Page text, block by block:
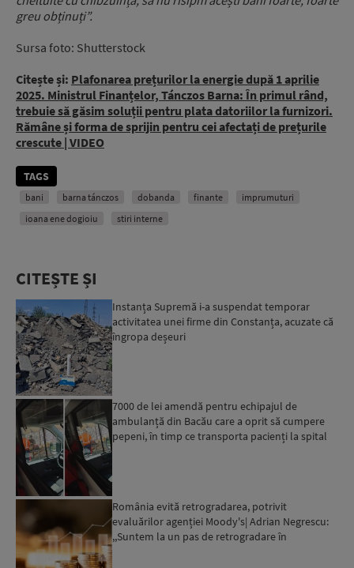
greu obținuți”.
Sursa foto: Shutterstock
Citește și: Plafonarea prețurilor la energie după 1 aprilie
2025. Ministrul Finanțelor, Tánczos Barna: În primul rând,
trebuie să găsim soluții pentru plata datoriilor la furnizori.
Rămâne și forma de sprijin pentru cei afectați de prețurile
crescute | VIDEO
TAGS
bani barna tánczos dobanda finante
imprumuturi
ioana ene dogioiu
stiri interne
CITEȘTE ȘI
Instanța Supremă i-a suspendat temporar
activitatea unei firme din Constanța, acuzate că
îngropa deșeuri
7000 de lei amendă pentru echipajul de
ambulanță din Bacău care a oprit să cumpere
pepeni, în timp ce transporta pacienți la spital
România evită retrogradarea, potrivit
evaluărilor agenției Moody's| Adrian Negrescu:
,,Suntem la un pas de retrogradare în